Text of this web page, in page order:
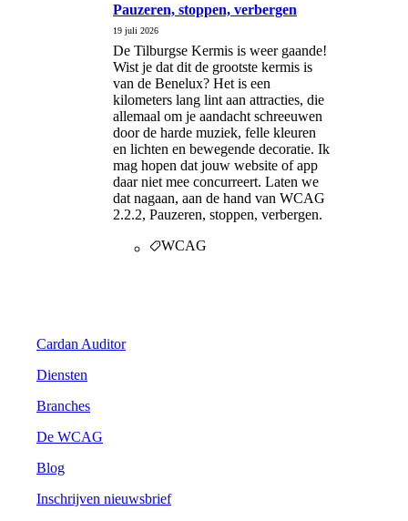
Pauzeren, stoppen, verbergen
19 juli 2026
De Tilburgse Kermis is weer gaande!
Wist je dat dit de grootste kermis is
van de Benelux? Het is een
kilometers lang lint aan attracties, die
allemaal om je aandacht schreeuwen
door de harde muziek, felle kleuren
en lichten en bewegende decoratie. Ik
mag hopen dat jouw website of app
daar niet mee concurreert. Laten we
dat nagaan, aan de hand van WCAG
2.2.2, Pauzeren, stoppen, verbergen.
WCAG
Cardan Auditor
Diensten
Branches
De WCAG
Blog
Inschrijven nieuwsbrief